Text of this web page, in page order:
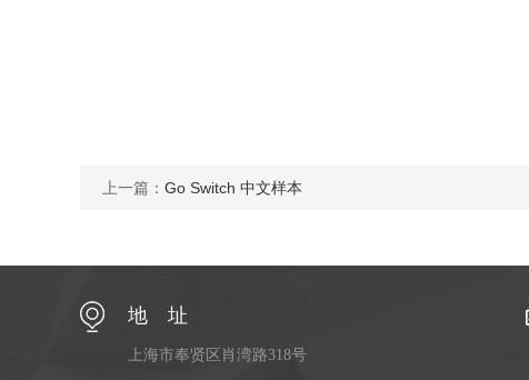
上一篇： Go Switch 中文样本
地 址
上海市奉贤区肖湾路318号